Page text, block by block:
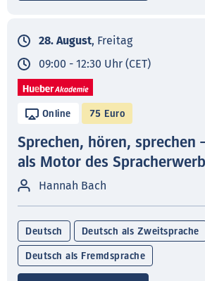
28. August, Freitag
09:00 - 12:30 Uhr (CET)
Online 75 Euro
Sprechen, hören, sprechen
als Motor des
Hannah Bach
Deutsch Deutsch als Zweitsprache
Deutsch als Fremdsprache